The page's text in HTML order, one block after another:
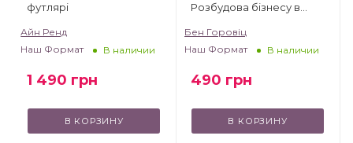
футлярі
Айн Ренд
Наш Формат
В наличии
1 490 грн
В КОРЗИНУ
Розбудова бізнесу в
Бен Горовіц
Наш Формат
В наличии
490 грн
В КОРЗИНУ